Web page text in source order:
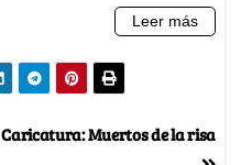
Caricatura: Muertos de la risa